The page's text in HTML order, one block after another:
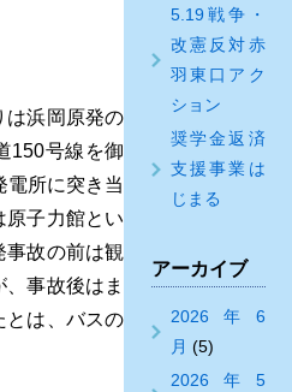
は浜岡原発の
150号線を御
電所に突き当
原子力館とい
事故の前は観
事故後はま
とは、バスの
5.19戦争・
改憲反対赤
羽東口アク
ション
奨学金返済
支援事業は
じまる
アーカイブ
2026年6
月 (5)
2026年5